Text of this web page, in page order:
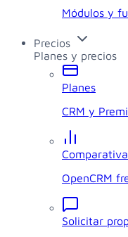
Módulos y
Precios
Planes y precios
Planes
CRM y
Comparativa
OpenCRM
Solicitar